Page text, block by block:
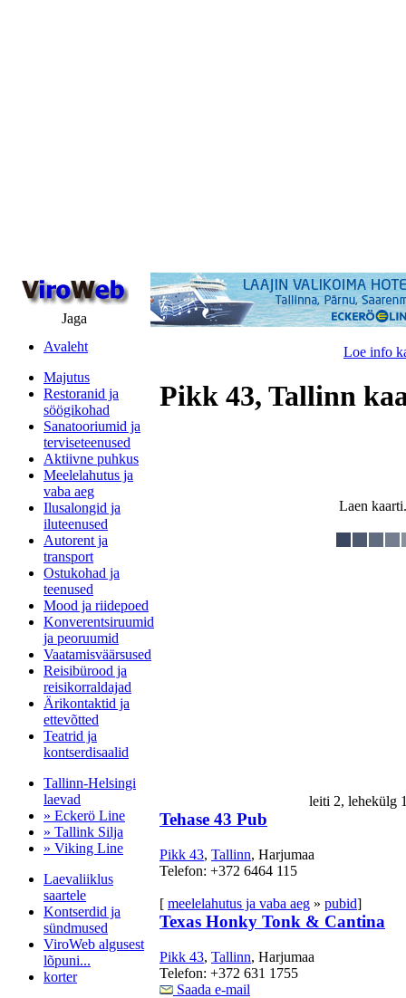
Jaga
Avaleht
Majutus
Restoranid ja
söögikohad
Sanatooriumid ja
terviseteenused
Aktiivne puhkus
Meelelahutus ja
vaba aeg
Ilusalongid ja
iluteenused
Autorent ja
transport
Ostukohad ja
teenused
Mood ja riidepoed
Konverentsiruumid
ja peoruumid
Vaatamisväärsused
Reisibürood ja
reisikorraldajad
Ärikontaktid ja
ettevõtted
Teatrid ja
kontserdisaalid
Tallinn-Helsingi
laevad
» Eckerö Line
» Tallink Silja
» Viking Line
Laevaliiklus
saartele
Kontserdid ja
sündmused
ViroWeb algusest
lõpuni...
korter
Loe info
Pikk 43, Tallinn
Laen
leiti 2,
Tehase 43 Pub
Pikk 43, Tallinn, Harjumaa
Telefon: +372 6464 115
[ meelelahutus ja vaba aeg » pubid]
Texas Honky Tonk & Cantina
Pikk 43, Tallinn, Harjumaa
Telefon: +372 631 1755
Saada e-mail